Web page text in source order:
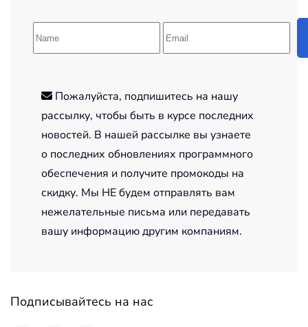
Пожалуйста, подпишитесь на нашу
рассылку, чтобы быть в курсе последних
новостей. В нашей рассылке вы узнаете
о последних обновлениях программного
обеспечения и получите промокоды на
скидку. Мы НЕ будем отправлять вам
нежелательные письма или передавать
вашу информацию другим компаниям.
Подписывайтесь на нас